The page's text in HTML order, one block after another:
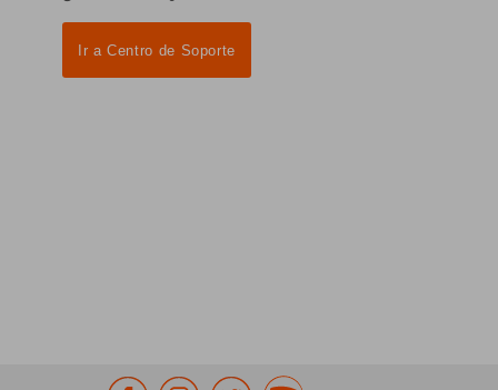
Ir a Centro de Soporte